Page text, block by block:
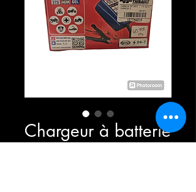
Chargeur à batterie